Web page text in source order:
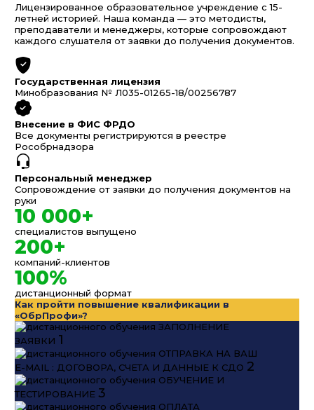
Лицензированное образовательное учреждение с 15-
летней историей. Наша команда — это методисты,
преподаватели и менеджеры, которые сопровождают
каждого слушателя от заявки до получения документов.
Государственная лицензия
Минобразования № Л035-01265-18/00256787
Внесение в ФИС ФРДО
Все документы регистрируются в реестре
Рособрнадзора
Персональный менеджер
Сопровождение от заявки до получения документов на
руки
10 000+
специалистов выпущено
200+
компаний-клиентов
100%
дистанционный формат
Как пройти повышение квалификации в
«ОбрПрофи»?
ЗАПОЛНЕНИЕ
ЗАЯВКИ 1
ОТПРАВКА НА ВАШ
E-MAIL : ДОГОВОРА, СЧЕТА И ДАННЫЕ К СДО 2
ОБУЧЕНИЕ И
ТЕСТИРОВАНИЕ 3
ОПЛАТА